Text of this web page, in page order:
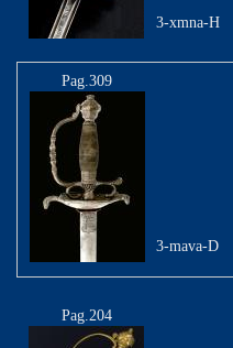
3-xmna-H
Pag.309
3-mava-D
Pag.204